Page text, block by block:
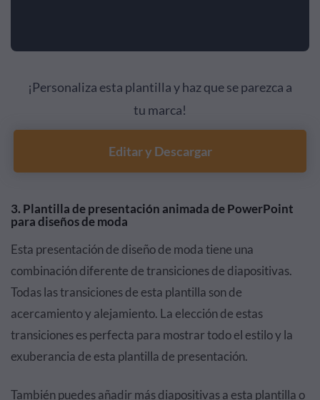
¡Personaliza esta plantilla y haz que se parezca a
tu marca!
Editar y Descargar
3. Plantilla de presentación animada de PowerPoint
para diseños de moda
Esta presentación de diseño de moda tiene una
combinación diferente de transiciones de diapositivas.
Todas las transiciones de esta plantilla son de
acercamiento y alejamiento. La elección de estas
transiciones es perfecta para mostrar todo el estilo y la
exuberancia de esta plantilla de presentación.
También puedes añadir más diapositivas a esta plantilla o